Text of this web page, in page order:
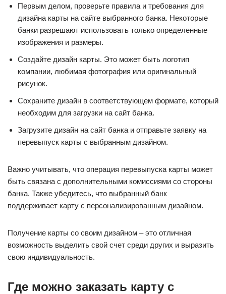
Первым делом, проверьте правила и требования для
дизайна карты на сайте выбранного банка. Некоторые
банки разрешают использовать только определенные
изображения и размеры.
Создайте дизайн карты. Это может быть логотип
компании, любимая фотография или оригинальный
рисунок.
Сохраните дизайн в соответствующем формате, который
необходим для загрузки на сайт банка.
Загрузите дизайн на сайт банка и отправьте заявку на
перевыпуск карты с выбранным дизайном.
Важно учитывать, что операция перевыпуска карты может
быть связана с дополнительными комиссиями со стороны
банка. Также убедитесь, что выбранный банк
поддерживает карту с персонализированным дизайном.
Получение карты со своим дизайном – это отличная
возможность выделить свой счет среди других и выразить
свою индивидуальность.
Где можно заказать карту с